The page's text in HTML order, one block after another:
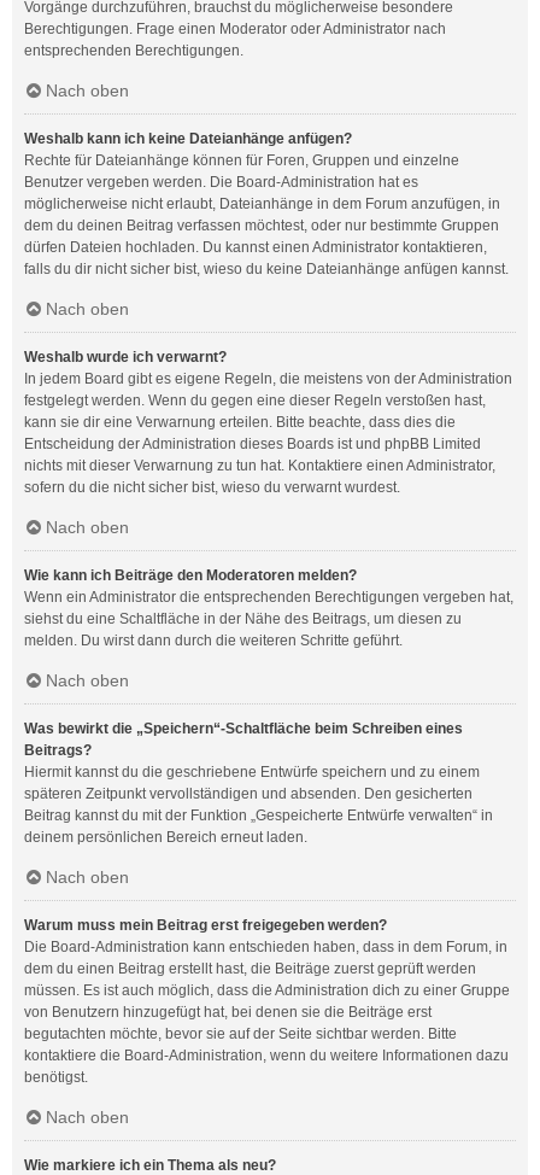
Vorgänge durchzuführen, brauchst du möglicherweise besondere
Berechtigungen. Frage einen Moderator oder Administrator nach
entsprechenden Berechtigungen.
Nach oben
Weshalb kann ich keine Dateianhänge anfügen?
Rechte für Dateianhänge können für Foren, Gruppen und einzelne
Benutzer vergeben werden. Die Board-Administration hat es
möglicherweise nicht erlaubt, Dateianhänge in dem Forum anzufügen, in
dem du deinen Beitrag verfassen möchtest, oder nur bestimmte Gruppen
dürfen Dateien hochladen. Du kannst einen Administrator kontaktieren,
falls du dir nicht sicher bist, wieso du keine Dateianhänge anfügen kannst.
Nach oben
Weshalb wurde ich verwarnt?
In jedem Board gibt es eigene Regeln, die meistens von der Administration
festgelegt werden. Wenn du gegen eine dieser Regeln verstoßen hast,
kann sie dir eine Verwarnung erteilen. Bitte beachte, dass dies die
Entscheidung der Administration dieses Boards ist und phpBB Limited
nichts mit dieser Verwarnung zu tun hat. Kontaktiere einen Administrator,
sofern du die nicht sicher bist, wieso du verwarnt wurdest.
Nach oben
Wie kann ich Beiträge den Moderatoren melden?
Wenn ein Administrator die entsprechenden Berechtigungen vergeben hat,
siehst du eine Schaltfläche in der Nähe des Beitrags, um diesen zu
melden. Du wirst dann durch die weiteren Schritte geführt.
Nach oben
Was bewirkt die „Speichern“-Schaltfläche beim Schreiben eines
Beitrags?
Hiermit kannst du die geschriebene Entwürfe speichern und zu einem
späteren Zeitpunkt vervollständigen und absenden. Den gesicherten
Beitrag kannst du mit der Funktion „Gespeicherte Entwürfe verwalten“ in
deinem persönlichen Bereich erneut laden.
Nach oben
Warum muss mein Beitrag erst freigegeben werden?
Die Board-Administration kann entschieden haben, dass in dem Forum, in
dem du einen Beitrag erstellt hast, die Beiträge zuerst geprüft werden
müssen. Es ist auch möglich, dass die Administration dich zu einer Gruppe
von Benutzern hinzugefügt hat, bei denen sie die Beiträge erst
begutachten möchte, bevor sie auf der Seite sichtbar werden. Bitte
kontaktiere die Board-Administration, wenn du weitere Informationen dazu
benötigst.
Nach oben
Wie markiere ich ein Thema als neu?